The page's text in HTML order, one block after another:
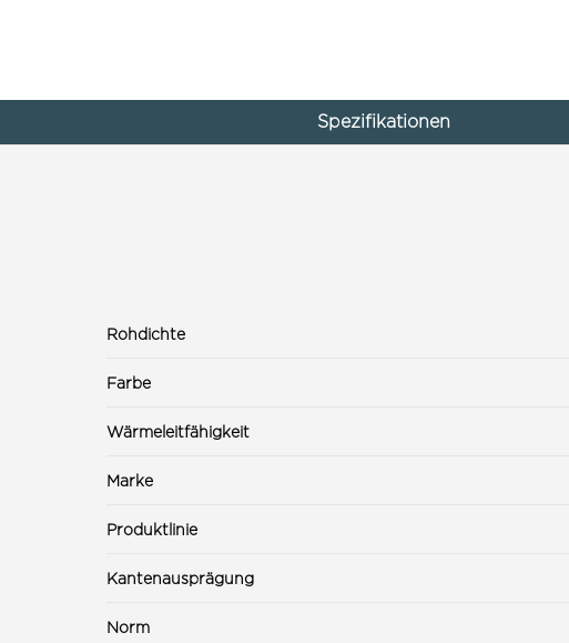
Spezifikationen
Rohdichte
Farbe
Wärmeleitfähigkeit
Marke
Produktlinie
Kantenausprägung
Norm